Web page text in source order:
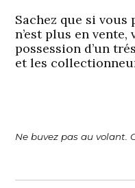
Sachez que si
n’est plus en
possession d’un
et les
Ne buvez pas au volant.